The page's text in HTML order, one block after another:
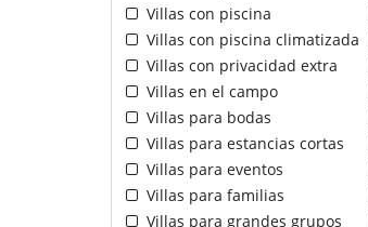
Villas con piscina
Villas con piscina climatizada
Villas con privacidad extra
Villas en el campo
Villas para bodas
Villas para estancias cortas
Villas para eventos
Villas para familias
Villas para grandes grupos